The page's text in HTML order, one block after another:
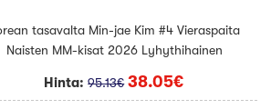
tasavalta Min-jae Kim #4 Vieraspaita
Naisten MM-kisat 2026 Lyhythihainen
Hinta:95.13€ 38.05€